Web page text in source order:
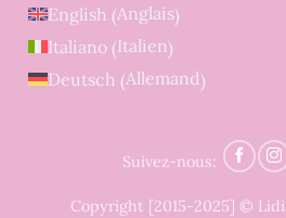
English (Anglais)
Italiano (Italien)
Deutsch (Allemand)
Suivez-nous:
Copyright [2015-2025] ©